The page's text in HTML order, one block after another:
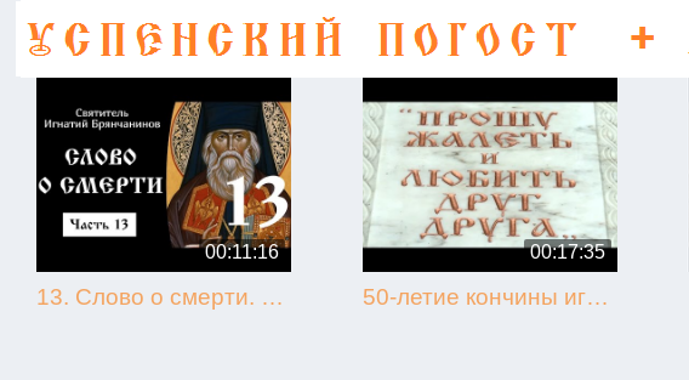
00:11:16
13. Слово о смерти. Игнатий Брянчанинов.
00:17:35
50-летие кончины игумена Никона (Воробьёва) (г. Гагарин, 2013.09.07)